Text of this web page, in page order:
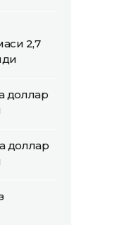
2,7
доллар
доллар